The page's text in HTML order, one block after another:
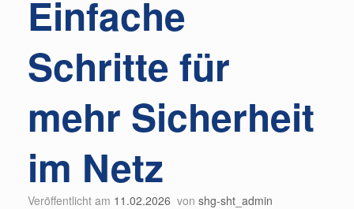
Einfache
Schritte für
mehr Sicherheit
im Netz
Veröffentlicht am 11.02.2026 von shg-sht_admin